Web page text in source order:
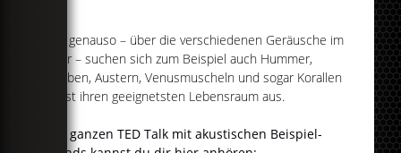
Und genauso – über die verschiedenen Geräusche im
Meer – suchen sich zum Beispiel auch Hummer,
Krabben, Austern, Venusmuscheln und sogar Korallen
selbst ihren geeignetsten Lebensraum aus.
Den ganzen TED Talk mit akustischen Beispiel-